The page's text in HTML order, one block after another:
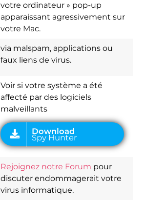
votre ordinateur » pop-up
apparaissant agressivement sur
votre Mac.
via malspam, applications ou
faux liens de virus.
Voir si votre système a été
affecté par des logiciels
malveillants
Spy Hunter
Rejoignez notre Forum pour
discuter endommagerait votre
virus informatique.